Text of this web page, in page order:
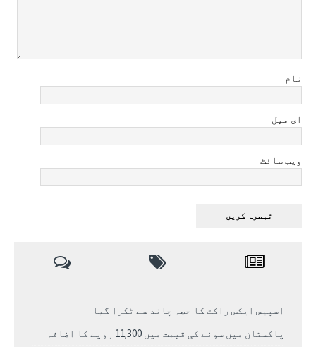
نام
ای میل
ویب سائٹ
اسپیس ایکس راکٹ کا حصہ چاند سے ٹکرا گیا
پاکستان میں سونے کی قیمت میں 11,300 روپے کا اضافہ